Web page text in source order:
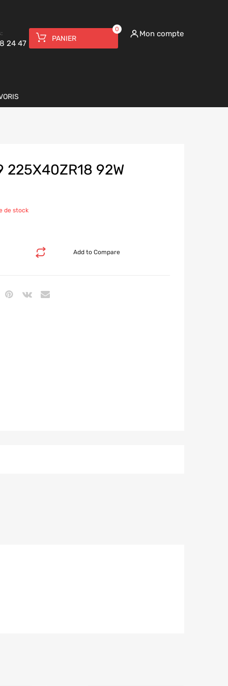
24 47
PANIER
0 Mon compte
225X40ZR18 92W
de stock
Add to Compare